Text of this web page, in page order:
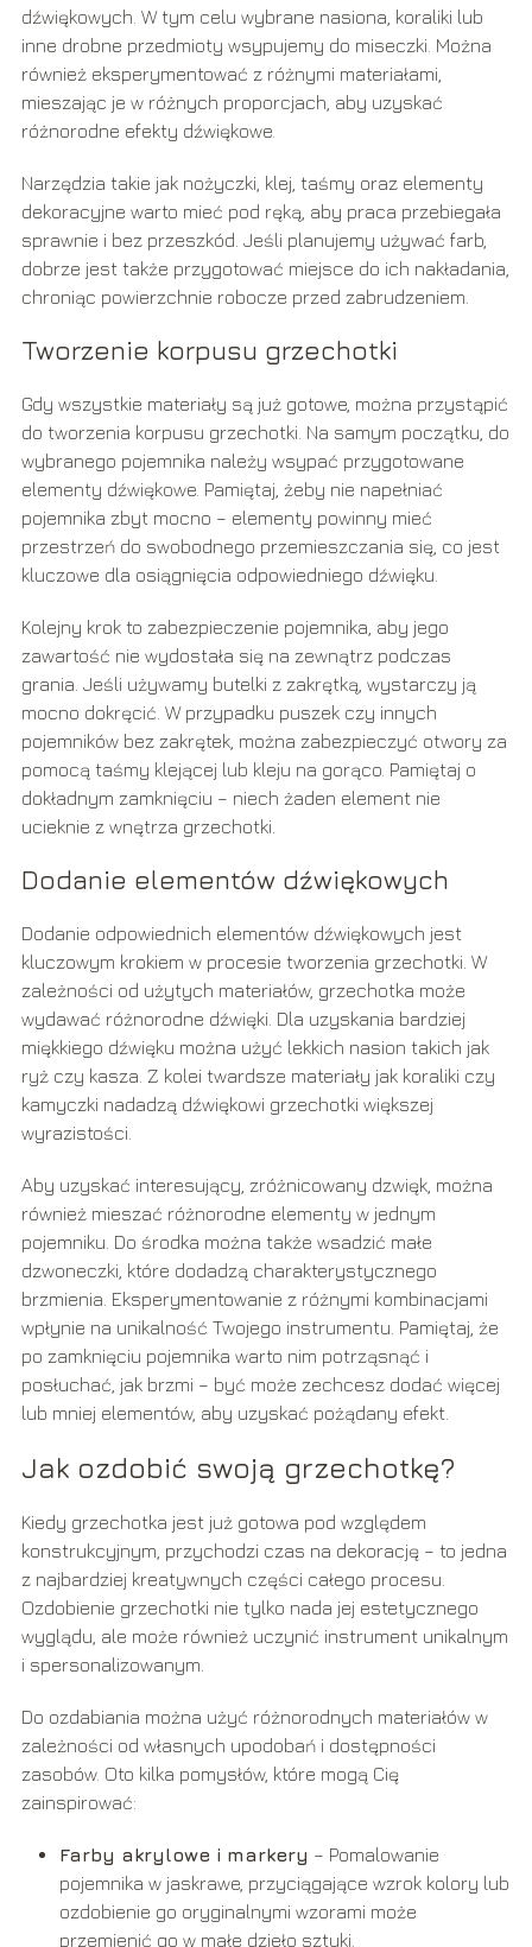
dźwiękowych. W tym celu wybrane nasiona, koraliki lub
inne drobne przedmioty wsypujemy do miseczki. Można
również eksperymentować z różnymi materiałami,
mieszając je w różnych proporcjach, aby uzyskać
różnorodne efekty dźwiękowe.
Narzędzia takie jak nożyczki, klej, taśmy oraz elementy
dekoracyjne warto mieć pod ręką, aby praca przebiegała
sprawnie i bez przeszkód. Jeśli planujemy używać farb,
dobrze jest także przygotować miejsce do ich nakładania,
chroniąc powierzchnie robocze przed zabrudzeniem.
Tworzenie korpusu grzechotki
Gdy wszystkie materiały są już gotowe, można przystąpić
do tworzenia korpusu grzechotki. Na samym początku, do
wybranego pojemnika należy wsypać przygotowane
elementy dźwiękowe. Pamiętaj, żeby nie napełniać
pojemnika zbyt mocno – elementy powinny mieć
przestrzeń do swobodnego przemieszczania się, co jest
kluczowe dla osiągnięcia odpowiedniego dźwięku.
Kolejny krok to zabezpieczenie pojemnika, aby jego
zawartość nie wydostała się na zewnątrz podczas
grania. Jeśli używamy butelki z zakrętką, wystarczy ją
mocno dokręcić. W przypadku puszek czy innych
pojemników bez zakrętek, można zabezpieczyć otwory za
pomocą taśmy klejącej lub kleju na gorąco. Pamiętaj o
dokładnym zamknięciu – niech żaden element nie
ucieknie z wnętrza grzechotki.
Dodanie elementów dźwiękowych
Dodanie odpowiednich elementów dźwiękowych jest
kluczowym krokiem w procesie tworzenia grzechotki. W
zależności od użytych materiałów, grzechotka może
wydawać różnorodne dźwięki. Dla uzyskania bardziej
miękkiego dźwięku można użyć lekkich nasion takich jak
ryż czy kasza. Z kolei twardsze materiały jak koraliki czy
kamyczki nadadzą dźwiękowi grzechotki większej
wyrazistości.
Aby uzyskać interesujący, zróżnicowany dzwięk, można
również mieszać różnorodne elementy w jednym
pojemniku. Do środka można także wsadzić małe
dzwoneczki, które dodadzą charakterystycznego
brzmienia. Eksperymentowanie z różnymi kombinacjami
wpłynie na unikalność Twojego instrumentu. Pamiętaj, że
po zamknięciu pojemnika warto nim potrząsnąć i
posłuchać, jak brzmi – być może zechcesz dodać więcej
lub mniej elementów, aby uzyskać pożądany efekt.
Jak ozdobić swoją grzechotkę?
Kiedy grzechotka jest już gotowa pod względem
konstrukcyjnym, przychodzi czas na dekorację – to jedna
z najbardziej kreatywnych części całego procesu.
Ozdobienie grzechotki nie tylko nada jej estetycznego
wyglądu, ale może również uczynić instrument unikalnym
i spersonalizowanym.
Do ozdabiania można użyć różnorodnych materiałów w
zależności od własnych upodobań i dostępności
zasobów. Oto kilka pomysłów, które mogą Cię
zainspirować:
Farby akrylowe i markery – Pomalowanie
pojemnika w jaskrawe, przyciągające wzrok kolory lub
ozdobienie go oryginalnymi wzorami może
przemienić go w małe dzieło sztuki.